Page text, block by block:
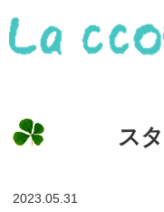
ス
2023.05.31